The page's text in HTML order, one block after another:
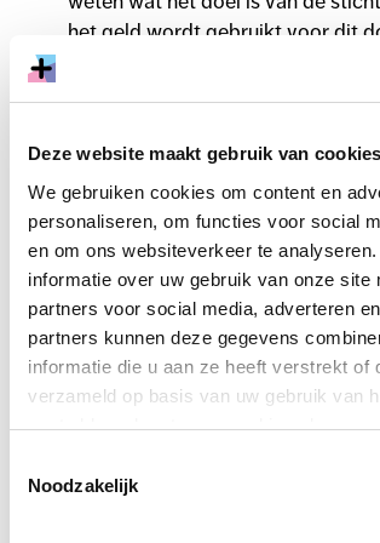
Deze website maakt gebruik van cookies
We gebruiken cookies om content en
personaliseren, om functies voor social
en om ons websiteverkeer te
informatie over uw gebruik van onze site
partners voor social media, adverteren
partners kunnen deze gegevens
informatie die u aan ze heeft verstrekt of
verzameld op basis van uw gebruik van
gaat akkoord met onze cookies als u
Noodzakelijk
het geld wordt gebruikt voor dit
een stichting onafhankelijk
omdat donateurs weten waar het
gaat.
Een stichting kan een ANBI-status
de Belastingdienst. Organisaties
status hoeven onder andere geen
betalen over giften. Meer
ANBI-status en de voordelen lees
Hoe krijgt mijn organisatie een
Een stichting heeft een
oprichten en een stichting geen